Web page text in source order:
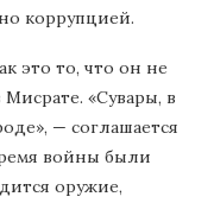
коррупцией.
это то, что он не
«Сувары, в
— соглашается
войны были
оружие,